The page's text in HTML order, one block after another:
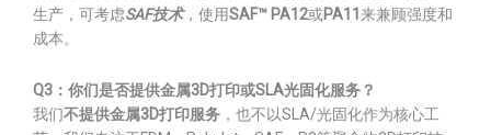
生产，可考虑SAF技术，使用SAF™ PA12或PA11 来兼顾强度和
成本。
Q3：你们是否提供金属3D打印或SLA光固化服务？
我们不提供金属3D打印服务 ，也不以SLA/光固化作为核心工